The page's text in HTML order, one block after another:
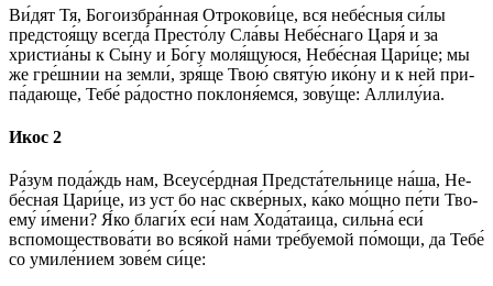
Ви́дят Тя, Бо­го­из­бра́н­ная От­ро­ко­ви́­це, вся не­бе́с­ныя си́­лы
предстоя́щу всег­да́ Пре­сто́­лу Сла́­вы Не­бе́с­на­го Ца­ря́ и за
христиа́ны к Сы́­ну и Бо́­гу моля́щуюся, Не­бе́с­ная Ца­ри́­це; мы
же гре́ш­нии на зем­ли́, зря́ще Твою́ свя­ту́ю ико́­ну и к ней при­
па́­даю­ще, Те­бе́ ра́­дост­но по­кло­ня́­ем­ся, зо­ву́­ще: Алли­лу́иа.
Икос 2
Ра́­зум по­да́ждь нам, Всеусе́рдная Предста́тельнице на́­ша, Не­
бе́с­ная Ца­ри́­це, из уст бо нас скве́рных, ка́­ко мо́щно пе́­ти Тво­
ему́ и́мени? Я́ко бла­ги́х еси́ нам Хода́таица, сильна́ еси́
вспомоществова́ти во вся́­кой на́­ми тре́буемой по́­мо­щи, да Те­бе́
со уми­ле́­нием зо­ве́м си́­це: